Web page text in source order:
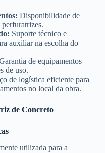
Disponibilidade de
Suporte técnico e
auxiliar na escolha do
de equipamentos
de uso.
de logística eficiente para
no local da obra.
de Concreto
utilizada para a